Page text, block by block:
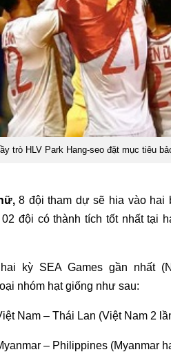
trò HLV Park Hang-seo đặt mục tiêu
8 đội tham dự sẽ hia vào hai
đội có thành tích tốt nhất tại
kỳ SEA Games gần nhất
nhóm hạt giống như sau:
Nam – Thái Lan (Việt Nam 2
– Philippines (Myanmar